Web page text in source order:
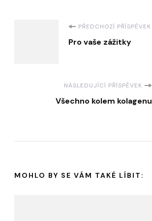
NavigacePŘEDCHOZÍ PŘÍSPĚVEK
Pro vaše zážitky
NÁSLEDUJÍCÍ PŘÍSPĚVEK
Všechno kolem kolagenu
MOHLO BY SE VÁM TAKÉ LÍBIT: